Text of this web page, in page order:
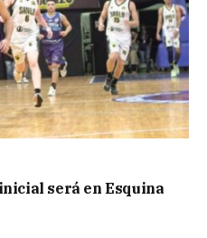
será en Esquina